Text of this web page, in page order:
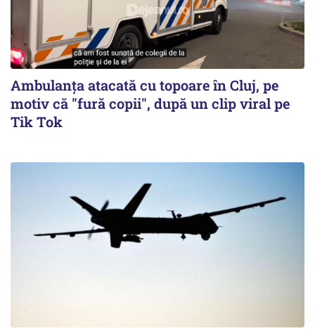
Ambulanța atacată cu topoare în Cluj, pe
motiv că "fură copii", după un clip viral pe
Tik Tok